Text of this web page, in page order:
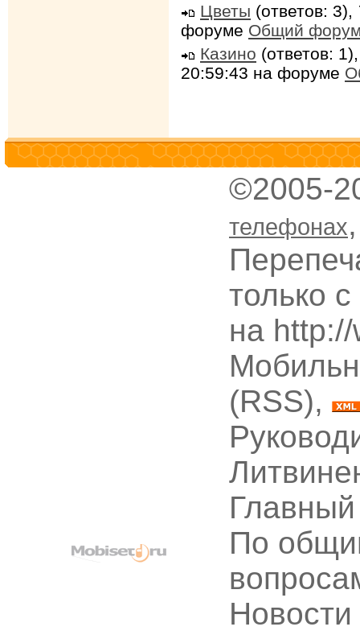
Цветы (ответов: 3),
форуме Общий
Казино (ответов:
20:59:43 на форуме
©2005-
телефонах
только
на
(RSS),
По